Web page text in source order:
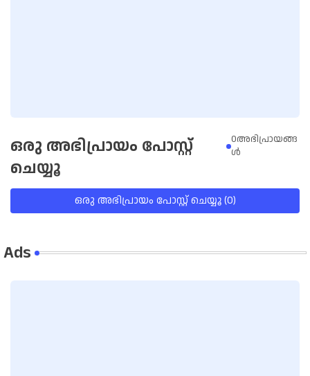
ഒരു അഭിപ്രായം പോസ്റ്റ്
ചെയ്യൂ
0അഭിപ്രായങ്ങ
ള്‍
ഒരു അഭിപ്രായം പോസ്റ്റ് ചെയ്യൂ (0)
Ads